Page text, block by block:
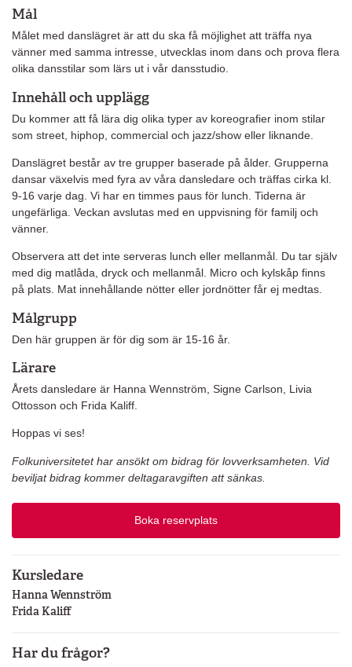
Mål
Målet med danslägret är att du ska få möjlighet att träffa nya
vänner med samma intresse, utvecklas inom dans och prova flera
olika dansstilar som lärs ut i vår dansstudio.
Innehåll och upplägg
Du kommer att få lära dig olika typer av koreografier inom stilar
som street, hiphop, commercial och jazz/show eller liknande.
Danslägret består av tre grupper baserade på ålder. Grupperna
dansar växelvis med fyra av våra dansledare och träffas cirka kl.
9-16 varje dag. Vi har en timmes paus för lunch. Tiderna är
ungefärliga. Veckan avslutas med en uppvisning för familj och
vänner.
Observera att det inte serveras lunch eller mellanmål. Du tar själv
med dig matlåda, dryck och mellanmål. Micro och kylskåp finns
på plats. Mat innehållande nötter eller jordnötter får ej medtas.
Målgrupp
Den här gruppen är för dig som är 15-16 år.
Lärare
Årets dansledare är Hanna Wennström, Signe Carlson, Livia
Ottosson och Frida Kaliff.
Hoppas vi ses!
Folkuniversitetet har ansökt om bidrag för lovverksamheten. Vid
beviljat bidrag kommer deltagaravgiften att sänkas.
Boka reservplats
Kursledare
Hanna Wennström
Frida Kaliff
Har du frågor?